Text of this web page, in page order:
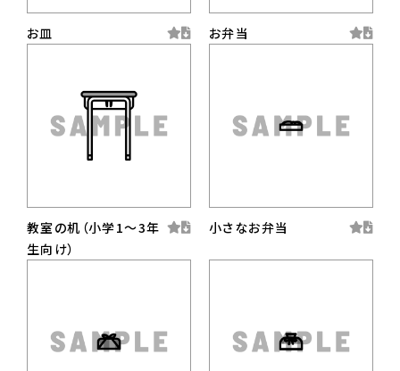
お皿 お弁当
教室の机（小学1〜3年
生向け）
小さなお弁当